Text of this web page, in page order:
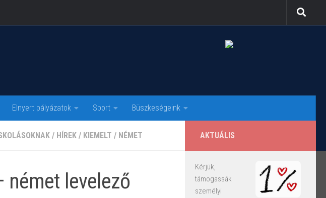
Elnyert pályázatok Sport Büszkeségeink
/ HÍREK / KIEMELT / NÉMET
német levelező
AKTUÁLIS
Kérjük,
támogassák
személyi